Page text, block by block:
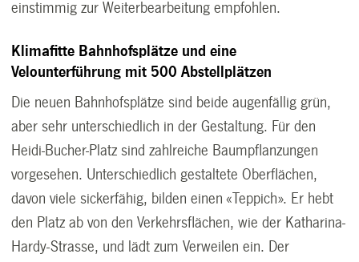
einstimmig zur Weiterbearbeitung empfohlen.
Klimafitte Bahnhofsplätze und eine
Velounterführung mit 500 Abstellplätzen
Die neuen Bahnhofsplätze sind beide augenfällig grün,
aber sehr unterschiedlich in der Gestaltung. Für den
Heidi-Bucher-Platz sind zahlreiche Baumpflanzungen
vorgesehen. Unterschiedlich gestaltete Oberflächen,
davon viele sickerfähig, bilden einen «Teppich». Er hebt
den Platz ab von den Verkehrsflächen, wie der Katharina-
Hardy-Strasse, und lädt zum Verweilen ein. Der